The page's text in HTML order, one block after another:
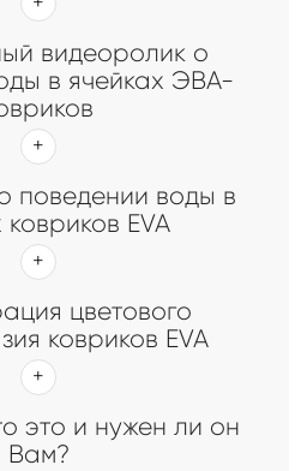
видеоролик о
в ячейках ЭВА-
поведении воды в
ковриков EVA
цветового
ковриков EVA
это и нужен ли он
Вам?